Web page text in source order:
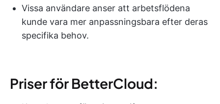
Vissa användare anser att arbetsflödena
kunde vara mer anpassningsbara efter deras
specifika behov.
Priser för BetterCloud: